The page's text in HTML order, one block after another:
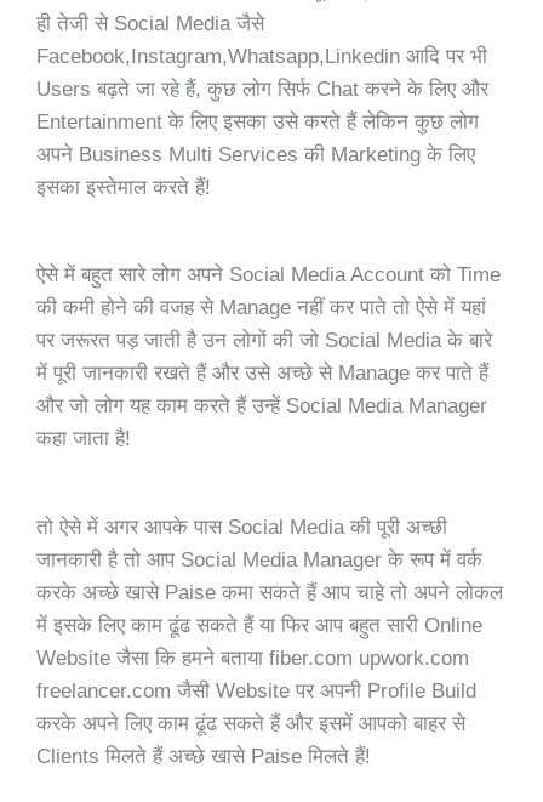
ही तेजी से Social Media जैसे
Facebook,Instagram,Whatsapp,Linkedin आदि पर भी
Users बढ़ते जा रहे हैं, कुछ लोग सिर्फ Chat करने के लिए और
Entertainment के लिए इसका उसे करते हैं लेकिन कुछ लोग
अपने Business Multi Services की Marketing के लिए
इसका इस्तेमाल करते हैं!
ऐसे में बहुत सारे लोग अपने Social Media Account को Time
की कमी होने की वजह से Manage नहीं कर पाते तो ऐसे में यहां
पर जरूरत पड़ जाती है उन लोगों की जो Social Media के बारे
में पूरी जानकारी रखते हैं और उसे अच्छे से Manage कर पाते हैं
और जो लोग यह काम करते हैं उन्हें Social Media Manager
कहा जाता है!
तो ऐसे में अगर आपके पास Social Media की पूरी अच्छी
जानकारी है तो आप Social Media Manager के रूप में वर्क
करके अच्छे खासे Paise कमा सकते हैं आप चाहे तो अपने लोकल
में इसके लिए काम ढूंढ सकते हैं या फिर आप बहुत सारी Online
Website जैसा कि हमने बताया fiber.com upwork.com
freelancer.com जैसी Website पर अपनी Profile Build
करके अपने लिए काम ढूंढ सकते हैं और इसमें आपको बाहर से
Clients मिलते हैं अच्छे खासे Paise मिलते हैं!